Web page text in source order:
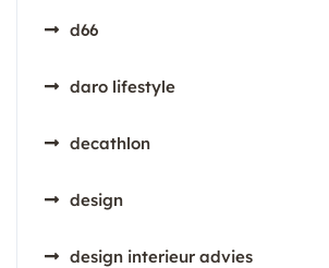
d66
daro lifestyle
decathlon
design
design interieur advies